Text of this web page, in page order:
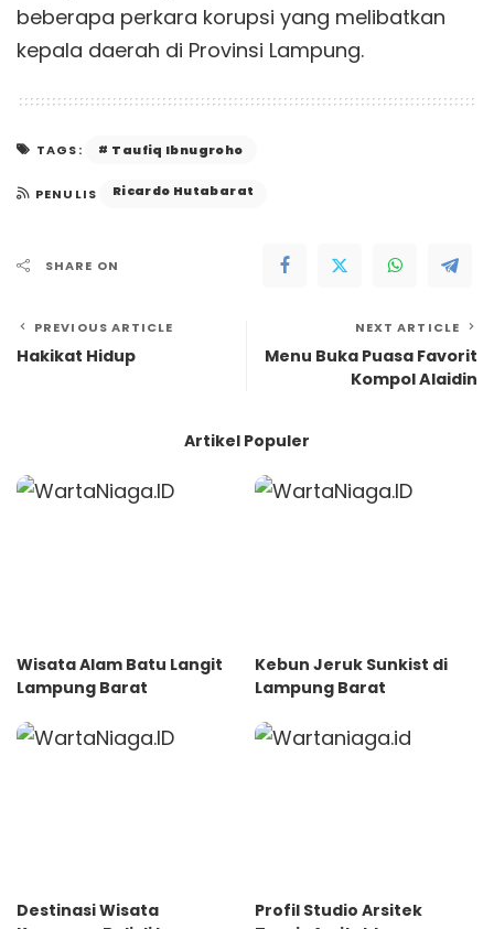
beberapa perkara korupsi yang melibatkan
kepala daerah di Provinsi Lampung.
TAGS: Taufiq Ibnugroho
PENULIS Ricardo Hutabarat
SHARE ON
PREVIOUS ARTICLE
Hakikat Hidup
NEXT ARTICLE
Menu Buka Puasa Favorit
Kompol Alaidin
Artikel Populer
Wisata Alam Batu Langit
Lampung Barat
Kebun Jeruk Sunkist di
Lampung Barat
Destinasi Wisata
Profil Studio Arsitek